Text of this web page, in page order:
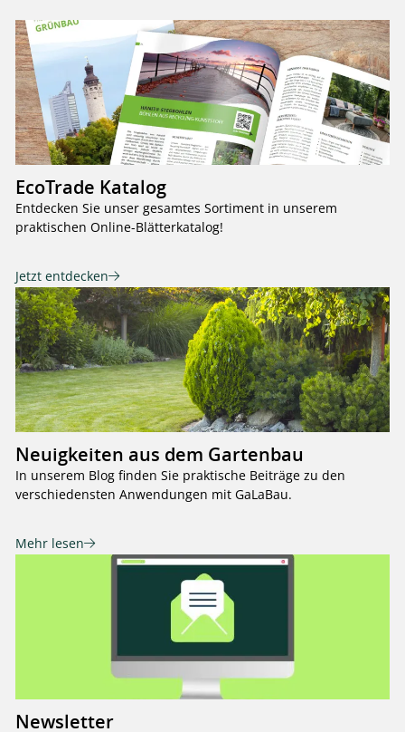
EcoTrade Katalog
Entdecken Sie unser gesamtes Sortiment in unserem
praktischen Online-Blätterkatalog!
Jetzt entdecken
Neuigkeiten aus dem Gartenbau
In unserem Blog finden Sie praktische Beiträge zu den
verschiedensten Anwendungen mit GaLaBau.
Mehr lesen
Newsletter